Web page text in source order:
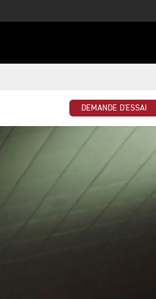
DEMANDE D'ESSAI